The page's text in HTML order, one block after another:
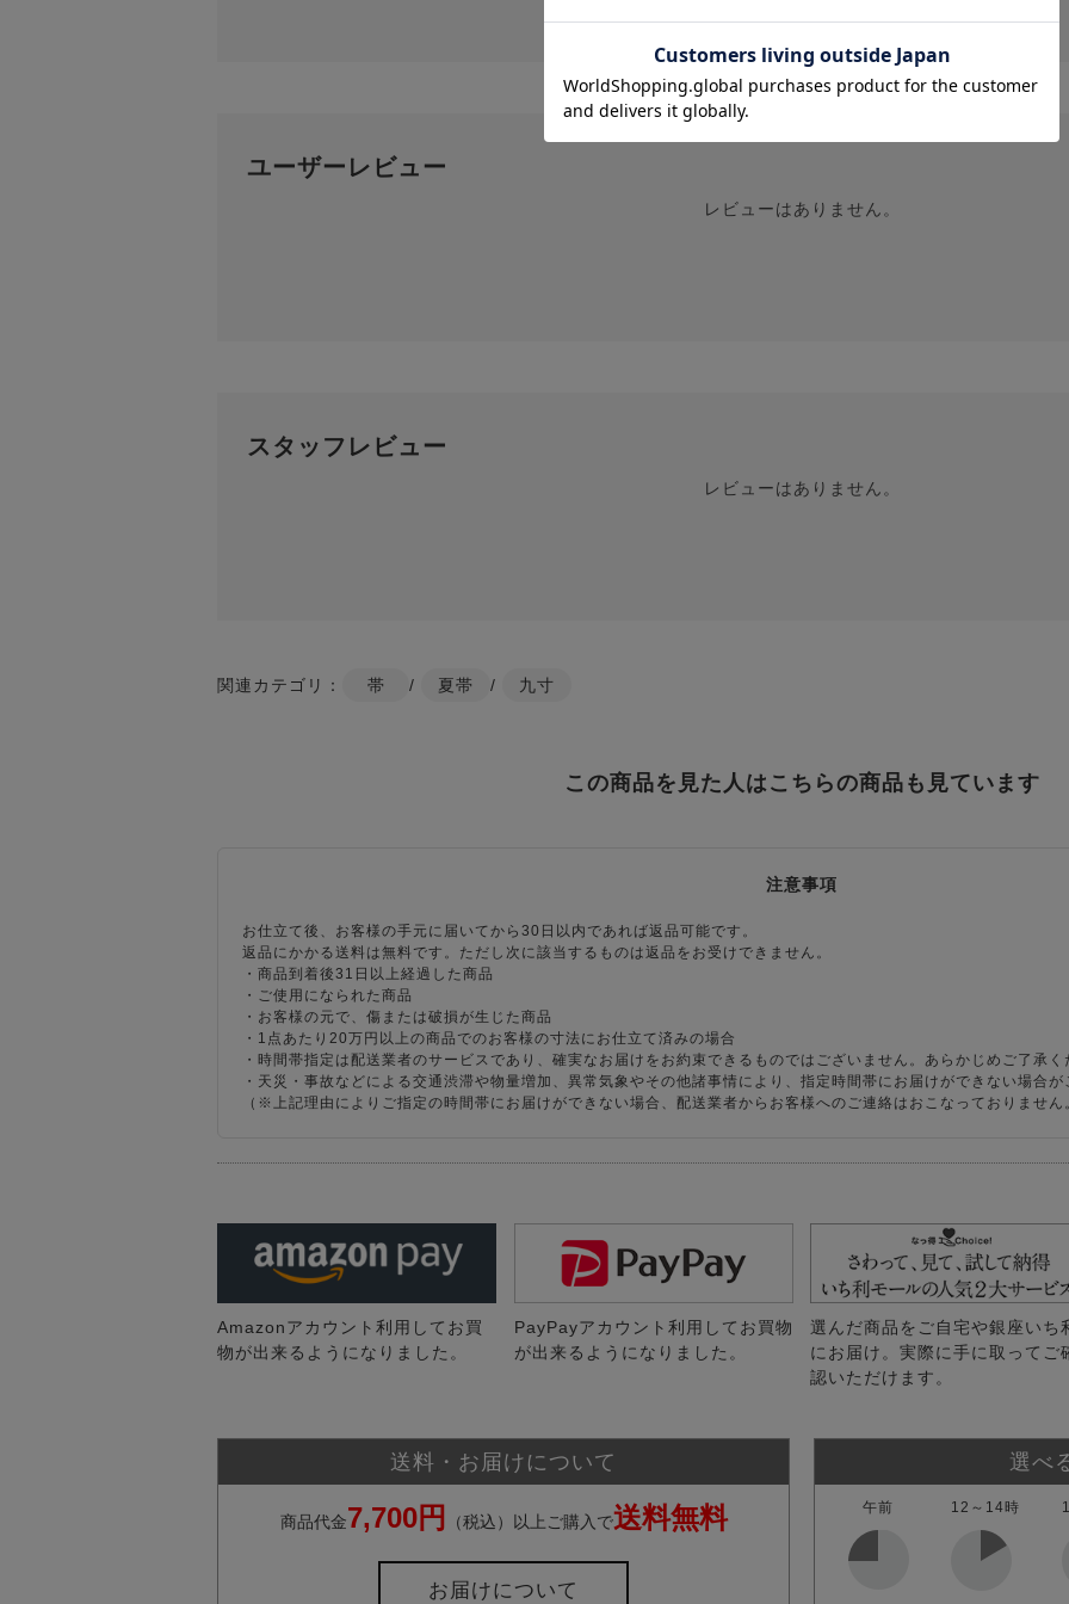
ユーザーレビュー
レビューはありません。
スタッフレビュー
レビューはありません。
関連カテゴリ： 帯 / 夏帯 / 九寸
この商品を見た人はこちらの商品も見ています
注意事項
お仕立て後、お客様の手元に届いてから30日以内であれば返品可能です。
返品にかかる送料は無料です。ただし次に該当するものは返品をお受けできません。
・商品到着後31日以上経過した商品
・ご使用になられた商品
・お客様の元で、傷または破損が生じた商品
・1点あたり20万円以上の商品でのお客様の寸法にお仕立て済みの場合
・時間帯指定は配送業者のサービスであり、確実なお届けをお約束できるものではございません。あらかじめご了承く
・天災・事故などによる交通渋滞や物量増加、異常気象やその他諸事情により、指定時間帯にお届けができない場合
（※上記理由によりご指定の時間帯にお届けができない場合、配送業者からお客様へのご連絡はおこなっておりません
Amazonアカウント利用してお買
物が出来るようになりました。
PayPayアカウント利用してお買物
が出来るようになりました。
選んだ商品をご自宅や銀座いち
にお届け。実際に手に取ってご
認いただけます。
送料・お届けについて
商品代金7,700円 （税込）以上ご購入で送料無料
お届けについて
選べ
午前 12～14時